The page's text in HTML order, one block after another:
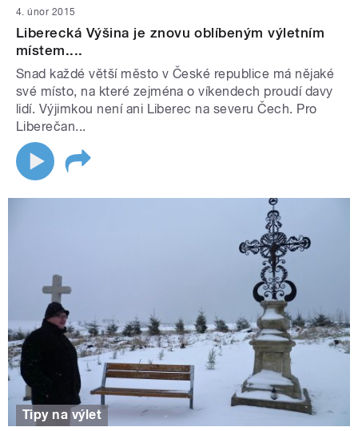
4. únor 2015
Liberecká Výšina je znovu oblíbeným výletním
místem....
Snad každé větší město v České republice má nějaké
své místo, na které zejména o víkendech proudí davy
lidí. Výjimkou není ani Liberec na severu Čech. Pro
Liberečan...
Tipy na výlet